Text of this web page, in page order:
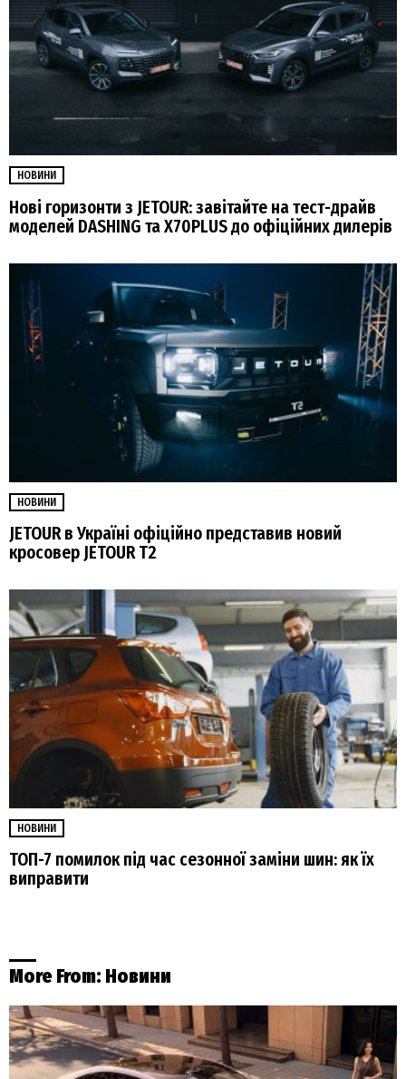
НОВИНИ
Нові горизонти з JETOUR: завітайте на тест-драйв
моделей DASHING та X70PLUS до офіційних дилерів
НОВИНИ
JETOUR в Україні офіційно представив новий
кросовер JETOUR T2
НОВИНИ
ТОП-7 помилок під час сезонної заміни шин: як їх
виправити
More From: Новини